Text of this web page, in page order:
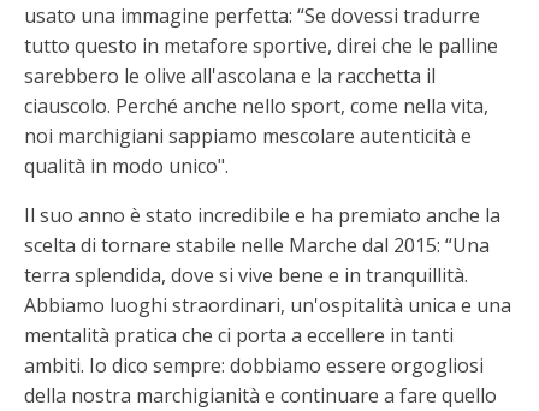
usato una immagine perfetta: “Se dovessi tradurre
tutto questo in metafore sportive, direi che le palline
sarebbero le olive all'ascolana e la racchetta il
ciauscolo. Perché anche nello sport, come nella vita,
noi marchigiani sappiamo mescolare autenticità e
qualità in modo unico".
Il suo anno è stato incredibile e ha premiato anche la
scelta di tornare stabile nelle Marche dal 2015: “Una
terra splendida, dove si vive bene e in tranquillità.
Abbiamo luoghi straordinari, un'ospitalità unica e una
mentalità pratica che ci porta a eccellere in tanti
ambiti. Io dico sempre: dobbiamo essere orgogliosi
della nostra marchigianità e continuare a fare quello